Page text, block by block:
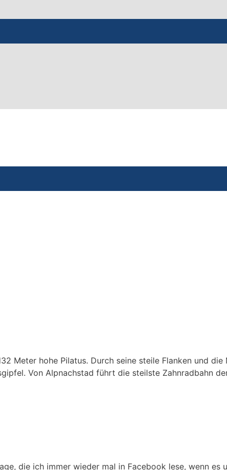
Meter hohe Pilatus. Durch seine steile Flanken und
Von Alpnachstad führt die steilste Zahnradbahn
die ich immer wieder mal in Facebook lese, wenn